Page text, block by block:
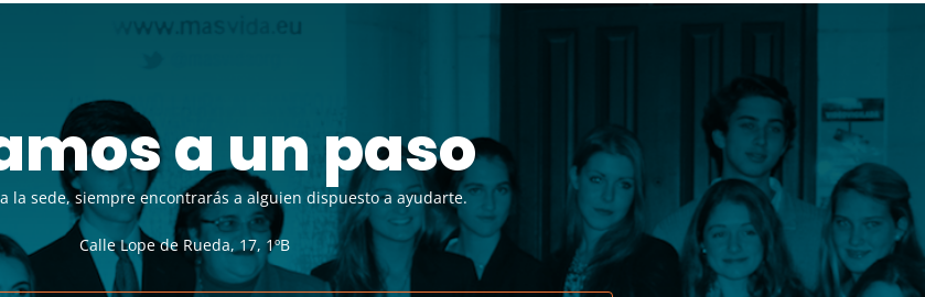
a un paso
la sede, siempre encontrarás a alguien dispuesto a ayudarte.
Calle Lope de Rueda, 17, 1ºB